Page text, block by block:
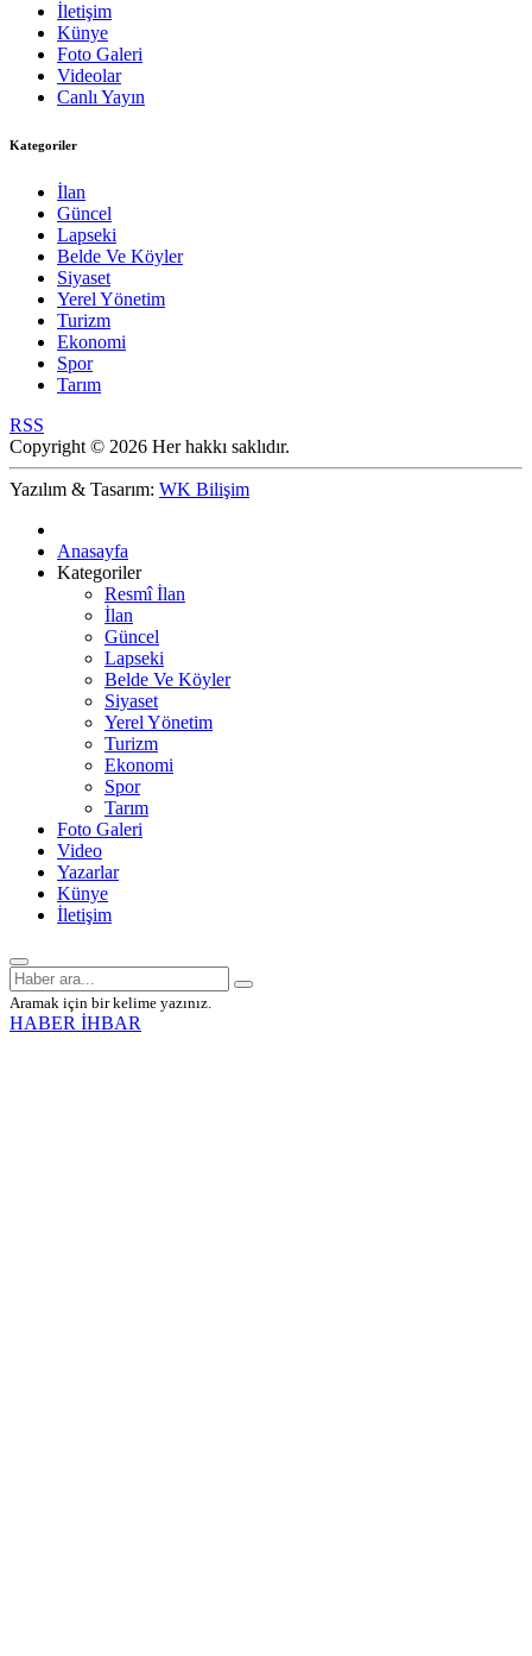
İletişim
Künye
Foto Galeri
Videolar
Canlı Yayın
Kategoriler
İlan
Güncel
Lapseki
Belde Ve Köyler
Siyaset
Yerel Yönetim
Turizm
Ekonomi
Spor
Tarım
RSS
Copyright © 2026 Her hakkı saklıdır.
Yazılım & Tasarım: WK Bilişim
Anasayfa
Kategoriler
Resmî İlan
İlan
Güncel
Lapseki
Belde Ve Köyler
Siyaset
Yerel Yönetim
Turizm
Ekonomi
Spor
Tarım
Foto Galeri
Video
Yazarlar
Künye
İletişim
Aramak için bir kelime yazınız.
HABER İHBAR